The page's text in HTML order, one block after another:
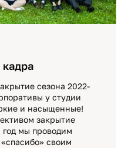
сезона 2022-
у студии
и насыщенные!
закрытие
мы проводим
своим